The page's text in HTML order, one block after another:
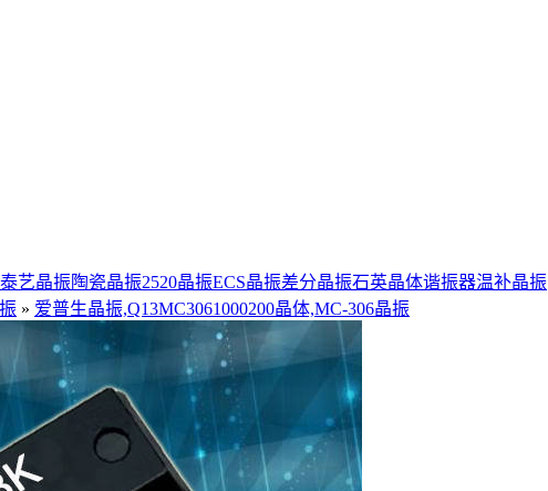
泰艺晶振陶瓷晶振2520晶振ECS晶振差分晶振石英晶体谐振器温补晶振
» 爱普生晶振,Q13MC3061000200晶体,MC-306晶振